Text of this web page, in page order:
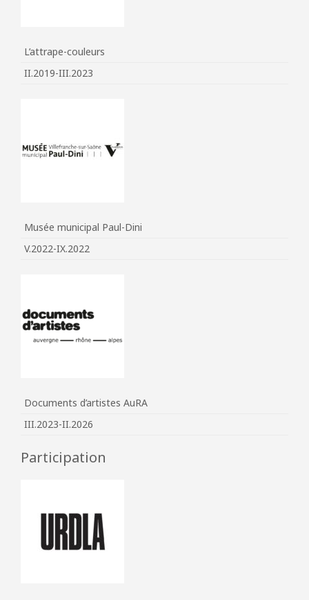
L’attrape-couleurs
II.2019-III.2023
Musée municipal Paul-Dini
V.2022-IX.2022
Documents d’artistes AuRA
III.2023-II.2026
Participation